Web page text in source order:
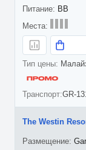
BB
GR-
The Westin